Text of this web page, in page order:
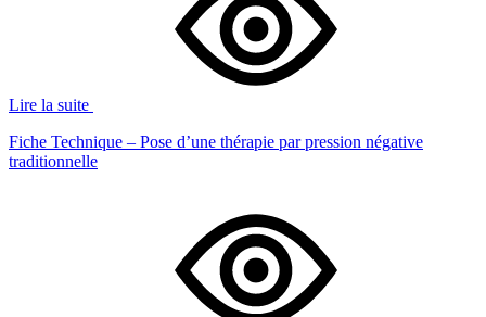
Lire la suite
Fiche Technique – Pose d’une thérapie par pression négative
traditionnelle